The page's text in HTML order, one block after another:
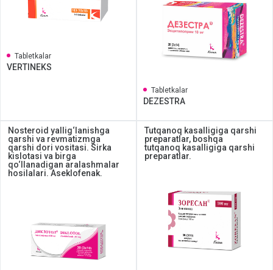
Tabletkalar
VERTINEKS
Tabletkalar
DEZESTRA
Nosteroid yallig‘lanishga
qarshi va revmatizmga
qarshi dori vositasi. Sirka
kislotasi va birga
qo‘llanadigan aralashmalar
hosilalari. Aseklofenak.
Tutqanoq kasalligiga qarshi
preparatlar, boshqa
tutqanoq kasalligiga qarshi
preparatlar.